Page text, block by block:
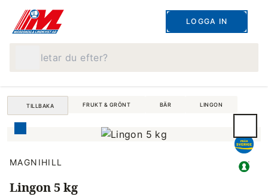
LOGGA IN
TILLBAKA FRUKT & GRÖNT BÄR LINGON
MAGNIHILL
Lingon 5 kg